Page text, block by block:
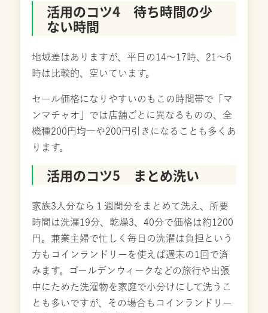
活用のコツ4 待ち時間の少
ない時間
地域差はありますが、平日の14～17時、21～6
時は比較的、空いています。
セール価格になりやすいのもこの時間帯で「マ
ンマチャオ」では店舗ごとに異なるものの、全
機種200円均一や200円引きになることも多くあ
ります。
活用のコツ5 まとめ洗い
家族3人分なら１週間分をまとめて洗え、所要
時間は洗濯19分、乾燥3、40分で価格は約1200
円。兼業主婦で忙しく毎日の洗濯は負担という
方もコインランドリーを使えば週末の1回で済
みます。ゴールデンウィークなどの旅行や出張
中にためた洗濯物を家庭で小分けにして洗うこ
とも多いですが、その場合もコインランドリー